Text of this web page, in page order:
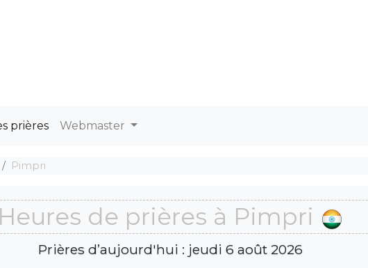
prières Webmaster
Pimpri
Heures de prières à Pimpri
Prières d’aujourd'hui : jeudi 6 août 2026